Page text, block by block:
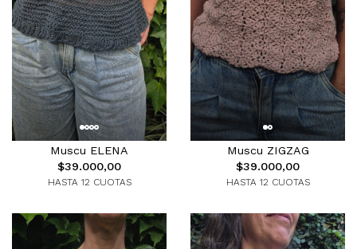
Muscu ELENA
$39.000,00
HASTA 12 CUOTAS
Muscu ZIGZAG
$39.000,00
HASTA 12 CUOTAS